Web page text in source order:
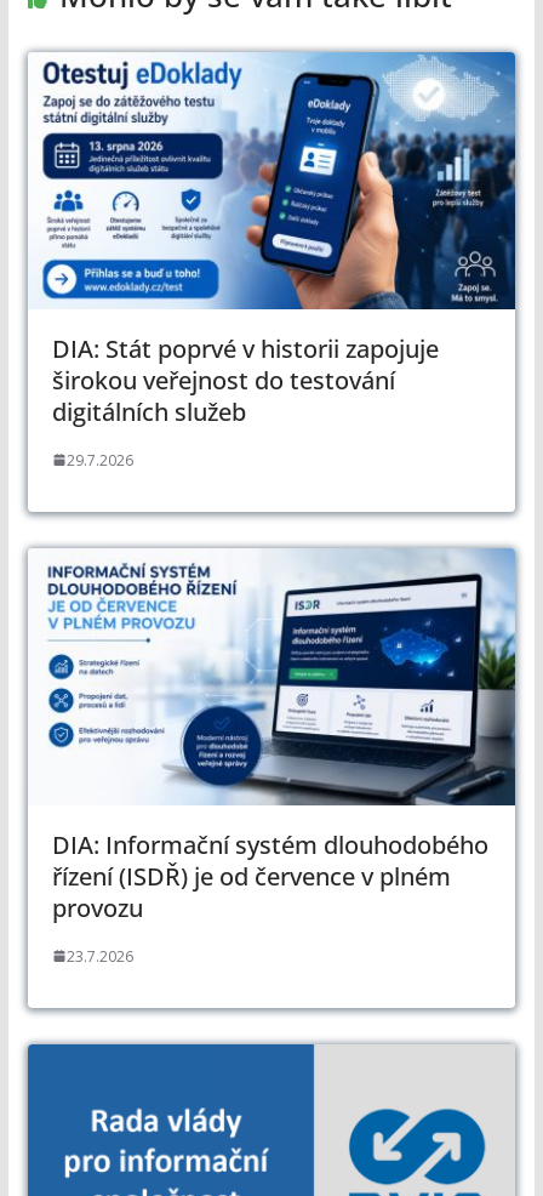
DIA: Stát poprvé v historii zapojuje
širokou veřejnost do testování
digitálních služeb
29.7.2026
DIA: Informační systém dlouhodobého
řízení (ISDŘ) je od července v plném
provozu
23.7.2026